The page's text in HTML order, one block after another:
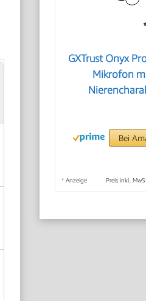
GXTrust Onyx
Mikrofon
Bei
* Anzeige Preis inkl.